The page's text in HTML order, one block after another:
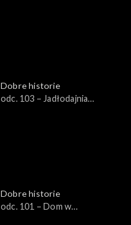
Dobre historie
odc. 103 – Jadłodajnia
Dobre historie
odc. 101 – Dom w